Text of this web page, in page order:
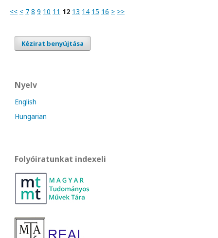
<< < 7 8 9 10 11 12 13 14 15 16 > >>
Kézirat benyújtása
Nyelv
English
Hungarian
Folyóiratunkat indexeli